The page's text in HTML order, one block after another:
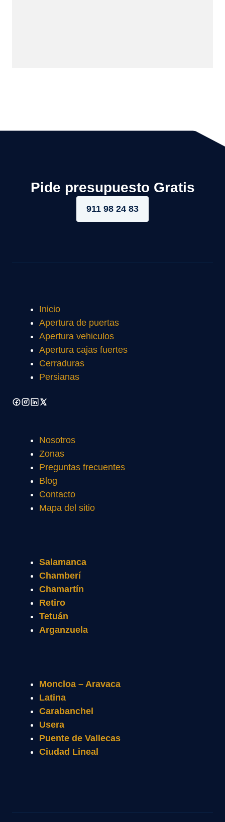
Pide presupuesto Gratis
911 98 24 83
Inicio
Apertura de puertas
Apertura vehiculos
Apertura cajas fuertes
Cerraduras
Persianas
Nosotros
Zonas
Preguntas frecuentes
Blog
Contacto
Mapa del sitio
Salamanca
Chamberí
Chamartín
Retiro
Tetuán
Arganzuela
Moncloa – Aravaca
Latina
Carabanchel
Usera
Puente de Vallecas
Ciudad Lineal